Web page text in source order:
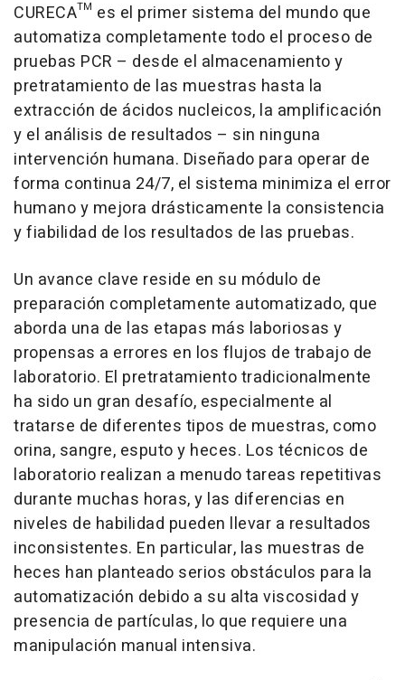
CURECA™ es el primer sistema del mundo que
automatiza completamente todo el proceso de
pruebas PCR – desde el almacenamiento y
pretratamiento de las muestras hasta la
extracción de ácidos nucleicos, la amplificación
y el análisis de resultados – sin ninguna
intervención humana. Diseñado para operar de
forma continua 24/7, el sistema minimiza el error
humano y mejora drásticamente la consistencia
y fiabilidad de los resultados de las pruebas.
Un avance clave reside en su módulo de
preparación completamente automatizado, que
aborda una de las etapas más laboriosas y
propensas a errores en los flujos de trabajo de
laboratorio. El pretratamiento tradicionalmente
ha sido un gran desafío, especialmente al
tratarse de diferentes tipos de muestras, como
orina, sangre, esputo y heces. Los técnicos de
laboratorio realizan a menudo tareas repetitivas
durante muchas horas, y las diferencias en
niveles de habilidad pueden llevar a resultados
inconsistentes. En particular, las muestras de
heces han planteado serios obstáculos para la
automatización debido a su alta viscosidad y
presencia de partículas, lo que requiere una
manipulación manual intensiva.